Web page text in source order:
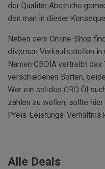
der Qualität Abstriche
den man in dieser
Neben dem Online-Shop
diversen Verkaufsstellen in
Namen CBDÍA vertreibt das
verschiedenen Sorten,
Wer ein solides CBD Öl
zahlen zu wollen, sollte
Preis-Leistungs-Verhältnis
Alle Deals